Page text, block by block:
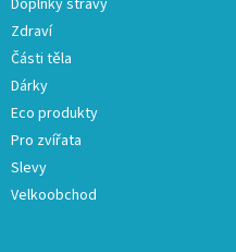
Doplňky stravy
Zdraví
Části těla
Dárky
Eco produkty
Pro zvířata
Slevy
Velkoobchod